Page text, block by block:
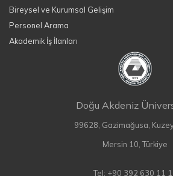
Bireysel ve Kurumsal Gelişim
Personel Arama
Akademik İş İlanları
Doğu Akdeniz
99628, Gazimağusa, Kuzey
Mersin 10, Türkiye
Tel: +90 392 630 11